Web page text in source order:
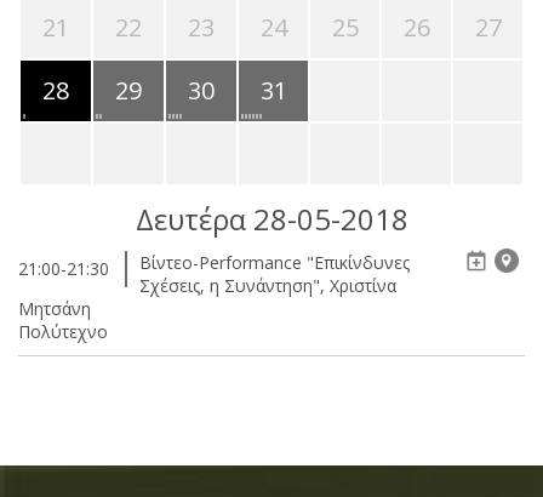
21
22 23 24 25 26
27
28
29 30 31
Δευτέρα 28-05-2018
21:00-21:30
Βίντεο-Performance "Επικίνδυνες
Σχέσεις, η Συνάντηση", Χριστίνα
Μητσάνη
Πολύτεχνο